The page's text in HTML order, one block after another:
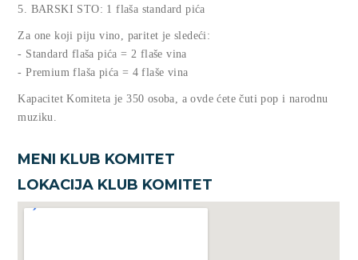
5. BARSKI STO: 1 flaša standard pića
Za one koji piju vino, paritet je sledeći:
- Standard flaša pića = 2 flaše vina
- Premium flaša pića = 4 flaše vina
Kapacitet Komiteta je 350 osoba, a ovde ćete čuti pop i narodnu
muziku.
MENI KLUB KOMITET
LOKACIJA KLUB KOMITET